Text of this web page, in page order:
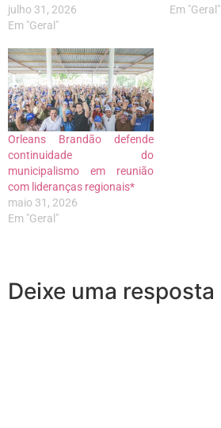
julho 31, 2026
Em "Geral"
Em "Geral"
Orleans Brandão defende
continuidade do
municipalismo em reunião
com lideranças regionais*
maio 31, 2026
Em "Geral"
Deixe uma resposta